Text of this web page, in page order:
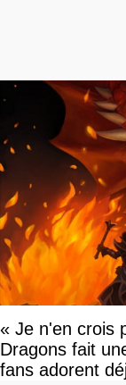
« Je n'en crois
Dragons fait
fans adorent